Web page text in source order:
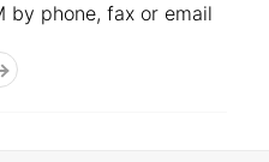
by phone, fax or email